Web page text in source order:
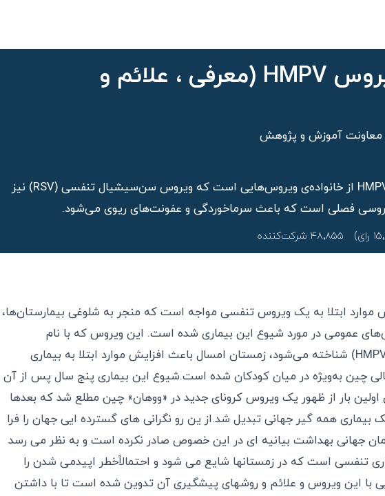
آشنایی با ویروس HMPV (معرفی ، علائم و
معاونت آموزش و پژوهش
ویروس HMPV چیست؟HMPV از خانواده‌ی ویروس‌هایی است که ویروس سن‌سیشیال تنفسی (RSV) نیز
۴۸٬۸۵۵ شرکت‌کننده
موارد ابتلا به یک ویروس تنفسی مواجه است که منجر به شلوغی بیمارستان‌ها،
عمومی در مورد شیوع این بیماری شده است. این ویروس که با نام
متاپنوموویروس انسانی (HMPV) شناخته می‌شود، زمستان امسال باعث افزایش موارد ابتلا به بیماری
چین به‌ویژه در میان کودکان شده است.شیوع این بیماری پنج سال پس از آن
بار از ظهور یک ویروس کرونای جدید در «ووهان» چین مطلع شد که بعدها
همه گیر جهانی تبدیل شد.از ین رو نگرانی های گسترده ایی جهان را فرا
جهانی بهداشت بیانیه ای در این خصوص صادر نکرده است و به نظر می رسد
تنفسی است که در زمستانها شایع می شود و احتمالاًخطر اپیدمی شدن را
با این ویروس و علائم و روشهای پیشگیری آن تدوین شده است تا با داشتن